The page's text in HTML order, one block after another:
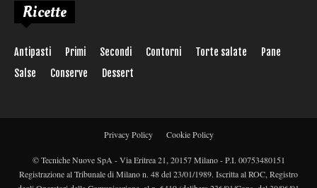
Ricette
Antipasti Primi Secondi Contorni Torte salate
Pane
Salse
Conserve Dessert
Privacy Policy Cookie Policy
© Tecniche Nuove SpA - Via Eritrea 21, 20157 Milano - P.I. 00753480151
Registrazione al Tribunale di Milano n. 48 del 23/01/1989. Iscritta al ROC, Registro